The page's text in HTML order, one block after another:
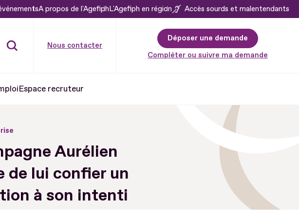
A propos de l'AgefiphL'Agefiph en région Accès sourds et malentendants
Nous contacter
Déposer une demande
Compléter ou suivre ma demande
Espace recruteur
Aurélien
de lui confier un
à son intenti